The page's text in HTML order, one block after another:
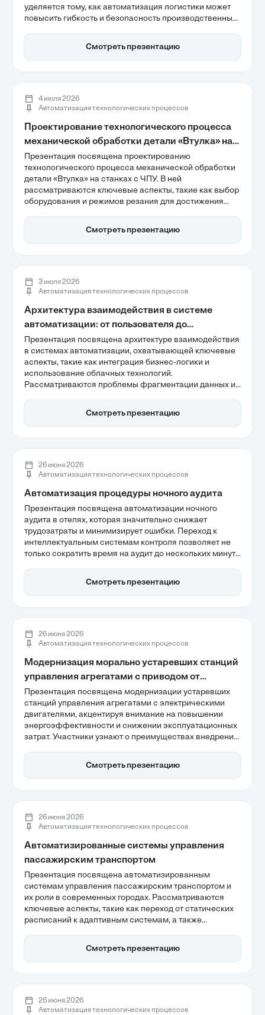
уделяется тому, как автоматизация логистики может
повысить гибкость и безопасность производственных
60%. Также рассматриваются экономические
преимущества проекта, включая возврат инвестиций
Смотреть презентацию
4 июля 2026
Автоматизация технологических процессов
Проектирование технологического процесса
механической обработки детали «Втулка» на
станках с ЧПУ
Презентация посвящена проектированию
технологического процесса механической обработки
детали «Втулка» на станках с ЧПУ. В ней
рассматриваются ключевые аспекты, такие как выбор
оборудования и режимов резания для достижения
применение стратегии Done-in-One для оптимизации
производственного цикла. Особое внимание
Смотреть презентацию
3 июля 2026
Автоматизация технологических процессов
Архитектура взаимодействия в системе
автоматизации: от пользователя до
сотрудника
Презентация посвящена архитектуре взаимодействия
в системах автоматизации, охватывающей ключевые
аспекты, такие как интеграция бизнес-логики и
использование облачных технологий.
Рассматриваются проблемы фрагментации данных и
процессы. Также акцентируется внимание на роли
человека как дирижера в управлении
Смотреть презентацию
26 июня 2026
Автоматизация технологических процессов
Автоматизация процедуры ночного аудита
Презентация посвящена автоматизации ночного
аудита в отелях, которая значительно снижает
трудозатраты и минимизирует ошибки. Переход к
интеллектуальным системам контроля позволяет не
только сократить время на аудит до нескольких минут,
критически важно для управления доходами.
Интеграция современных PMS-решений открывает
Смотреть презентацию
26 июня 2026
Автоматизация технологических процессов
Модернизация морально устаревших станций
управления агрегатами с приводом от
электрического двигателя
Презентация посвящена модернизации устаревших
станций управления агрегатами с электрическими
двигателями, акцентируя внимание на повышении
энергоэффективности и снижении эксплуатационных
затрат. Участники узнают о преимуществах внедрения
систем управления, которые могут существенно
улучшить КПД оборудования и сократить затраты на
простоев.
Смотреть презентацию
26 июня 2026
Автоматизация технологических процессов
Автоматизированные системы управления
пассажирским транспортом
Презентация посвящена автоматизированным
системам управления пассажирским транспортом и
их роли в современных городах. Рассматриваются
ключевые аспекты, такие как переход от статических
расписаний к адаптивным системам, а также
эффективному распределению ресурсов. Внедрение
интеллектуальных транспортных систем и концепции
Смотреть презентацию
26 июня 2026
Автоматизация технологических процессов